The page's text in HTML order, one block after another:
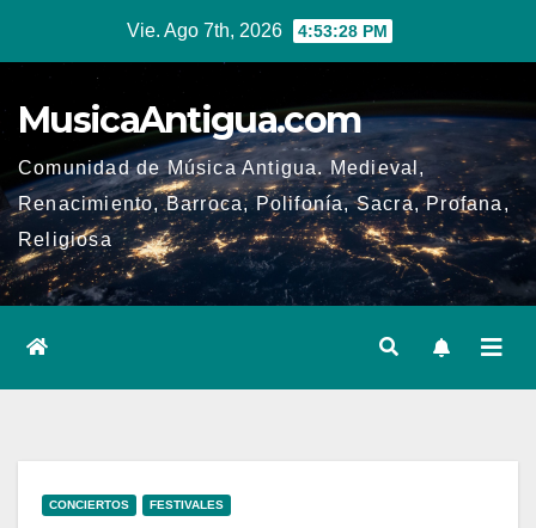
Vie. Ago 7th, 2026 4:53:28 PM
MusicaAntigua.com
Comunidad de Música Antigua. Medieval,
Renacimiento, Barroca, Polifonía, Sacra, Profana,
Religiosa
CONCIERTOS FESTIVALES